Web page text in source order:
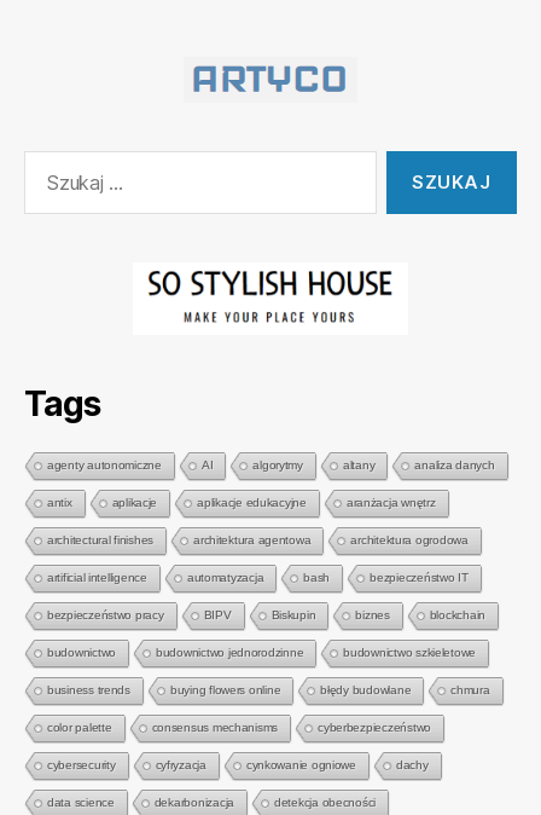
Tags
agenty autonomiczne AI algorytmy altany analiza danych
antix aplikacje aplikacje edukacyjne aranżacja wnętrz
architectural finishes architektura agentowa architektura ogrodowa
artificial intelligence automatyzacja bash bezpieczeństwo IT
bezpieczeństwo pracy BIPV Biskupin biznes blockchain
budownictwo budownictwo jednorodzinne budownictwo szkieletowe
business trends buying flowers online błędy budowlane chmura
color palette consensus mechanisms cyberbezpieczeństwo
cybersecurity cyfryzacja cynkowanie ogniowe dachy
data science dekarbonizacja detekcja obecności